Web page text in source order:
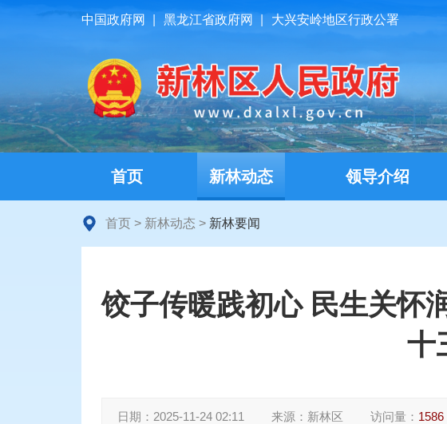
中国政府网 黑龙江省政府网 大兴安岭地区行政公署
首页 新林动态 领导介绍
首页 > 新林动态 > 新林要闻
饺子传暖践初心 民生关
十
日期： 2025-11-24 02:11 来源： 新林区 访问量： 1586